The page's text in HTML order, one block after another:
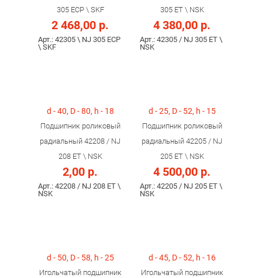
305 ECP \ SKF
2 468,00 р.
Арт.: 42305 \ NJ 305 ECP
\ SKF
305 ET \ NSK
4 380,00 р.
Арт.: 42305 / NJ 305 ET \
NSK
d - 40, D - 80, h - 18
Подшипник роликовый
радиальный 42208 / NJ
208 ET \ NSK
2,00 р.
Арт.: 42208 / NJ 208 ET \
NSK
d - 25, D - 52, h - 15
Подшипник роликовый
радиальный 42205 / NJ
205 ET \ NSK
4 500,00 р.
Арт.: 42205 / NJ 205 ET \
NSK
d - 50, D - 58, h - 25
Игольчатый подшипник
d - 45, D - 52, h - 16
Игольчатый подшипник